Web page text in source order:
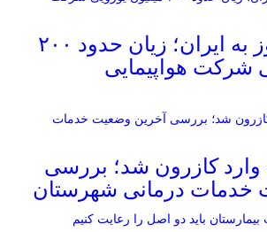
پیامدهای تجاوز به ایران؛ زیان حدود ۲۰۰
شرکت هواپیمایی
وارد کازرون شد؛ بررسی
خدمات درمانی شهرستان